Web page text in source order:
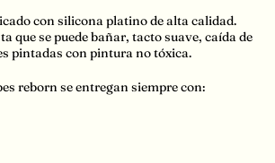
con silicona platino de alta calidad.
que se puede bañar, tacto suave, caída de
pintadas con pintura no tóxica.
reborn se entregan siempre con: